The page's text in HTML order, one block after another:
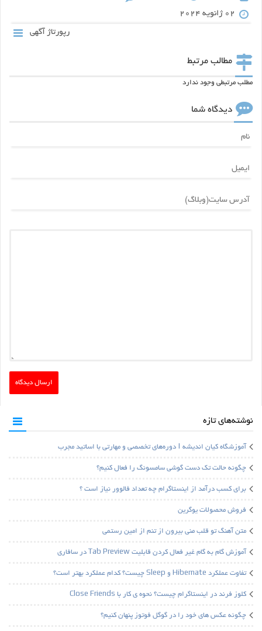
02 ژانویه 2024
رپورتاژ آگهی
مطالب مرتبط
مطلب مرتبطی وجود ندارد
دیدگاه شما
نوشته‌های تازه
آموزشگاه کیان اندیشه | دوره‌های تخصصی و مهارتی با اساتید مجرب
چگونه حالت تک دست گوشی سامسونگ را فعال کنیم؟
برای کسب درآمد از اینستاگرام چه تعداد فالوور نیاز است ؟
فروش محصولات یوگرین
متن آهنگ تو قلب منی بیرون از تنم از امین رستمی
آموزش گام به گام غیر فعال کردن قابلیت Tab Preview در سافاری
تفاوت عملکرد Hibernate و Sleep چیست؟ کدام عملکرد بهتر است؟
کلوز فرند در اینستاگرام چیست؟ نحوه ی کار با Close Friends
چگونه عکس های خود را در گوگل فوتوز پنهان کنیم؟